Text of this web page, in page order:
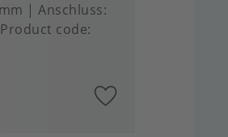
Anschluss
Product code: